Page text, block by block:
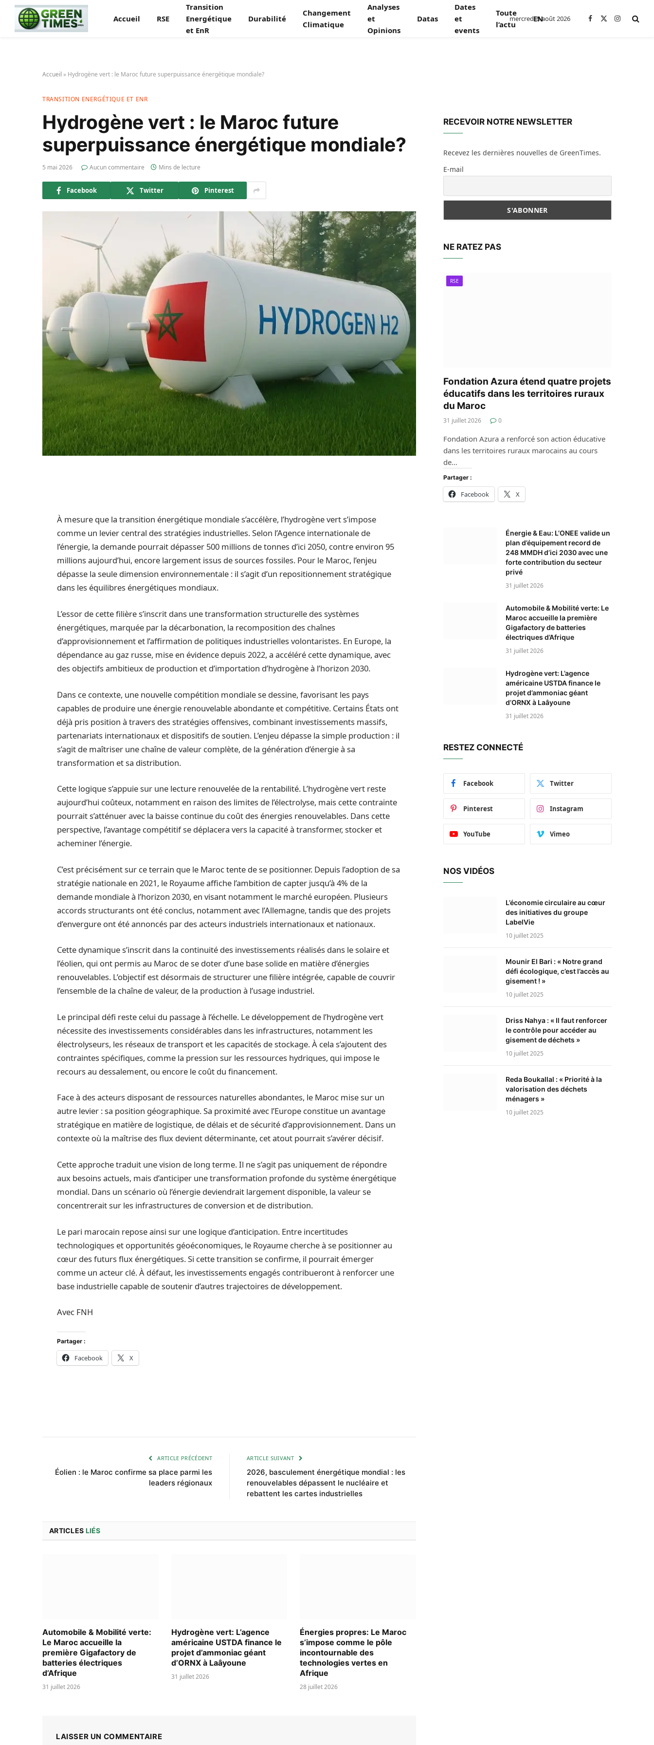
Accueil RSE
Transition
Energétique
et EnR
Durabilité
Changement
Climatique
Analyses
et
Opinions
Datas
Dates
et
events
Toute
l’actu
EN
mercredi 5 août 2026 Facebook
X
Instagram
Accueil » Hydrogène vert : le Maroc future superpuissance énergétique mondiale?
TRANSITION ENERGÉTIQUE ET ENR
Hydrogène vert : le Maroc future
superpuissance énergétique mondiale?
5 mai 2026 Aucun commentaire Mins de lecture
Facebook Twitter Pinterest
À mesure que la transition énergétique mondiale s’accélère, l’hydrogène vert s’impose
comme un levier central des stratégies industrielles. Selon l’Agence internationale de
l’énergie, la demande pourrait dépasser 500 millions de tonnes d’ici 2050, contre environ 95
millions aujourd’hui, encore largement issus de sources fossiles. Pour le Maroc, l’enjeu
dépasse la seule dimension environnementale : il s’agit d’un repositionnement stratégique
dans les équilibres énergétiques mondiaux.
L’essor de cette filière s’inscrit dans une transformation structurelle des systèmes
énergétiques, marquée par la décarbonation, la recomposition des chaînes
d’approvisionnement et l’affirmation de politiques industrielles volontaristes. En Europe, la
dépendance au gaz russe, mise en évidence depuis 2022, a accéléré cette dynamique, avec
des objectifs ambitieux de production et d’importation d’hydrogène à l’horizon 2030.
Dans ce contexte, une nouvelle compétition mondiale se dessine, favorisant les pays
capables de produire une énergie renouvelable abondante et compétitive. Certains États ont
déjà pris position à travers des stratégies offensives, combinant investissements massifs,
partenariats internationaux et dispositifs de soutien. L’enjeu dépasse la simple production : il
s’agit de maîtriser une chaîne de valeur complète, de la génération d’énergie à sa
transformation et sa distribution.
Cette logique s’appuie sur une lecture renouvelée de la rentabilité. L’hydrogène vert reste
aujourd’hui coûteux, notamment en raison des limites de l’électrolyse, mais cette contrainte
pourrait s’atténuer avec la baisse continue du coût des énergies renouvelables. Dans cette
perspective, l’avantage compétitif se déplacera vers la capacité à transformer, stocker et
acheminer l’énergie.
C’est précisément sur ce terrain que le Maroc tente de se positionner. Depuis l’adoption de sa
stratégie nationale en 2021, le Royaume affiche l’ambition de capter jusqu’à 4% de la
demande mondiale à l’horizon 2030, en visant notamment le marché européen. Plusieurs
accords structurants ont été conclus, notamment avec l’Allemagne, tandis que des projets
d’envergure ont été annoncés par des acteurs industriels internationaux et nationaux.
Cette dynamique s’inscrit dans la continuité des investissements réalisés dans le solaire et
l’éolien, qui ont permis au Maroc de se doter d’une base solide en matière d’énergies
renouvelables. L’objectif est désormais de structurer une filière intégrée, capable de couvrir
l’ensemble de la chaîne de valeur, de la production à l’usage industriel.
Le principal défi reste celui du passage à l’échelle. Le développement de l’hydrogène vert
nécessite des investissements considérables dans les infrastructures, notamment les
électrolyseurs, les réseaux de transport et les capacités de stockage. À cela s’ajoutent des
contraintes spécifiques, comme la pression sur les ressources hydriques, qui impose le
recours au dessalement, ou encore le coût du financement.
Face à des acteurs disposant de ressources naturelles abondantes, le Maroc mise sur un
autre levier : sa position géographique. Sa proximité avec l’Europe constitue un avantage
stratégique en matière de logistique, de délais et de sécurité d’approvisionnement. Dans un
contexte où la maîtrise des flux devient déterminante, cet atout pourrait s’avérer décisif.
Cette approche traduit une vision de long terme. Il ne s’agit pas uniquement de répondre
aux besoins actuels, mais d’anticiper une transformation profonde du système énergétique
mondial. Dans un scénario où l’énergie deviendrait largement disponible, la valeur se
concentrerait sur les infrastructures de conversion et de distribution.
Le pari marocain repose ainsi sur une logique d’anticipation. Entre incertitudes
technologiques et opportunités géoéconomiques, le Royaume cherche à se positionner au
cœur des futurs flux énergétiques. Si cette transition se confirme, il pourrait émerger
comme un acteur clé. À défaut, les investissements engagés contribueront à renforcer une
base industrielle capable de soutenir d’autres trajectoires de développement.
Avec FNH
Partager :
Facebook X
ARTICLE PRÉCÉDENT
Éolien : le Maroc confirme sa place parmi les
leaders régionaux
ARTICLE SUIVANT
2026, basculement énergétique mondial : les
renouvelables dépassent le nucléaire et
rebattent les cartes industrielles
ARTICLES LIÉS
Automobile & Mobilité verte:
Le Maroc accueille la
première Gigafactory de
batteries électriques
d’Afrique
31 juillet 2026
Hydrogène vert: L’agence
américaine USTDA finance le
projet d’ammoniac géant
d’ORNX à Laâyoune
31 juillet 2026
Énergies propres: Le Maroc
s’impose comme le pôle
incontournable des
technologies vertes en
Afrique
28 juillet 2026
LAISSER UN COMMENTAIRE
RECEVOIR NOTRE NEWSLETTER
Recevez les dernières nouvelles de GreenTimes.
E-mail
NE RATEZ PAS
RSE
Fondation Azura étend quatre projets
éducatifs dans les territoires ruraux
du Maroc
31 juillet 2026 0
Fondation Azura a renforcé son action éducative
dans les territoires ruraux marocains au cours
de…
Partager :
Facebook X
Énergie & Eau: L’ONEE valide un
plan d’équipement record de
248 MMDH d’ici 2030 avec une
forte contribution du secteur
privé
31 juillet 2026
Automobile & Mobilité verte: Le
Maroc accueille la première
Gigafactory de batteries
électriques d’Afrique
31 juillet 2026
Hydrogène vert: L’agence
américaine USTDA finance le
projet d’ammoniac géant
d’ORNX à Laâyoune
31 juillet 2026
RESTEZ CONNECTÉ
Facebook Twitter
Pinterest Instagram
YouTube Vimeo
NOS VIDÉOS
L’économie circulaire au cœur
des initiatives du groupe
LabelVie
10 juillet 2025
Mounir El Bari : « Notre grand
défi écologique, c’est l’accès au
gisement ! »
10 juillet 2025
Driss Nahya : « Il faut renforcer
le contrôle pour accéder au
gisement de déchets »
10 juillet 2025
Reda Boukallal : « Priorité à la
valorisation des déchets
ménagers »
10 juillet 2025